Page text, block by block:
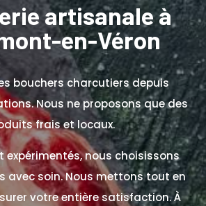
artisanale à
en-Véron
bouchers charcutiers depuis
Nous ne proposons que des
frais et locaux.
expérimentés, nous choisissons
avec soin. Nous mettons tout en
votre entière satisfaction. À